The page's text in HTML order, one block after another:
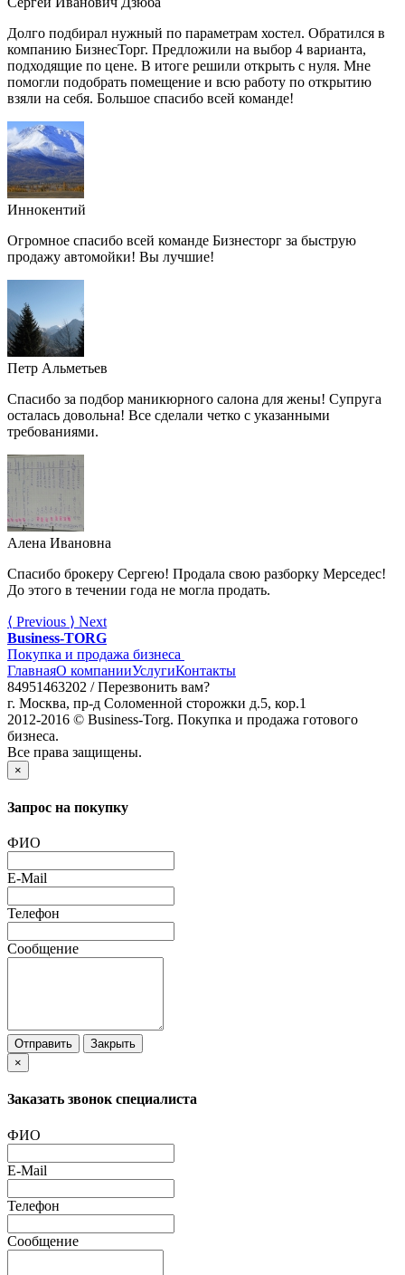
Долго подбирал нужный по параметрам хостел. Обратился в
компанию БизнесТорг. Предложили на выбор 4 варианта,
подходящие по цене. В итоге решили открыть с нуля. Мне
помогли подобрать помещение и всю работу по открытию
взяли на себя. Большое спасибо всей команде!
Иннокентий
Огромное спасибо всей команде Бизнесторг за быструю
продажу автомойки! Вы лучшие!
Петр Альметьев
Спасибо за подбор маникюрного салона для жены! Супруга
осталась довольна! Все сделали четко с указанными
требованиями.
Алена Ивановна
Спасибо брокеру Сергею! Продала свою разборку Мерседес!
До этого в течении года не могла продать.
⟨ Previous ⟩ Next
Business-TORG
Покупка и продажа бизнеса
ГлавнаяО компанииУслугиКонтакты
84951463202 /Перезвонить вам?
г. Москва, пр-д Соломенной сторожки д.5, кор.1
2012-2016 © Business-Torg. Покупка и продажа готового
бизнеса.
Все права защищены.
×
Запрос на покупку
ФИО
E-Mail
Телефон
Сообщение
Отправить
Закрыть
×
Заказать звонок специалиста
ФИО
E-Mail
Телефон
Сообщение